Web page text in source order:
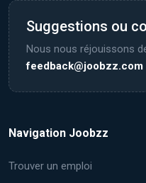
Suggestions ou
Nous nous réjouissons
feedback@joobzz.com
Navigation Joobzz
Trouver un emploi